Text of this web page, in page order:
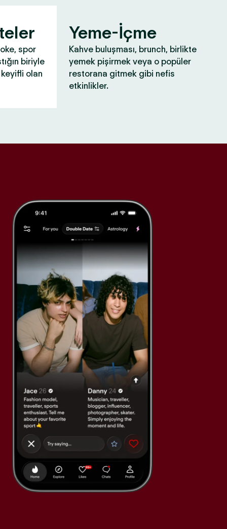
spor
biriyle
keyifli olan
Yeme-İçme
Kahve buluşması, brunch, birlikte
yemek pişirmek veya o popüler
restorana gitmek gibi nefis
etkinlikler.